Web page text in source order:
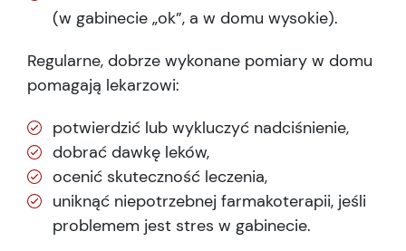
(w gabinecie „ok”, a w domu wysokie).
Regularne, dobrze wykonane pomiary w domu
pomagają lekarzowi:
potwierdzić lub wykluczyć nadciśnienie,
dobrać dawkę leków,
ocenić skuteczność leczenia,
uniknąć niepotrzebnej farmakoterapii, jeśli
problemem jest stres w gabinecie.